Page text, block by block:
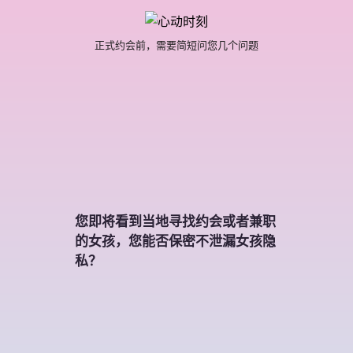
正式约会前，需要简短问您几个问题
您即将看到当地寻找约会或者兼职
的女孩，您能否保密不泄漏女孩隐
私？